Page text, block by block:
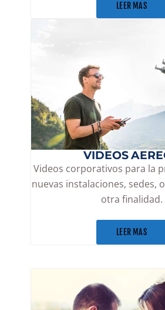
LEER MAS
VIDEOS
Videos corporativos para la
nuevas instalaciones, sedes,
otra finalidad.
LEER MAS